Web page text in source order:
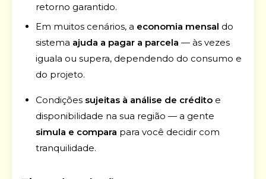
retorno garantido.
Em muitos cenários, a economia mensal do
sistema ajuda a pagar a parcela — às vezes
iguala ou supera, dependendo do consumo e
do projeto.
Condições sujeitas à análise de crédito e
disponibilidade na sua região — a gente
simula e compara para você decidir com
tranquilidade.